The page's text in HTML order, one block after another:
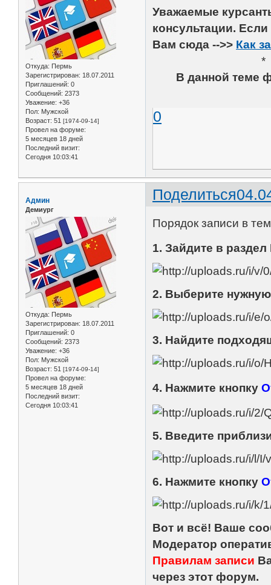
Откуда: Пермь
Зарегистрирован: 18.07.2011
Приглашений: 0
Сообщений: 2373
Уважение: +36
Пол: Мужской
Возраст: 51 [1974-09-14]
Провел на форуме:
5 месяцев 18 дней
Последний визит:
Сегодня 10:03:41
Уважаемые
консультации.
Вам сюда -->> Как
*
В данной теме
0
Поделиться
Админ
Демиург
Откуда: Пермь
Зарегистрирован: 18.07.2011
Приглашений: 0
Сообщений: 2373
Уважение: +36
Пол: Мужской
Возраст: 51 [1974-09-14]
Провел на форуме:
5 месяцев 18 дней
Последний визит:
Сегодня 10:03:41
Порядок записи в
1. Зайдите в
2. Выберите
3. Найдите
4. Нажмите кнопку
5. Введите
6. Нажмите кнопку
Вот и всё! Ваше
Модератор
Правилам записи
через этот форум.